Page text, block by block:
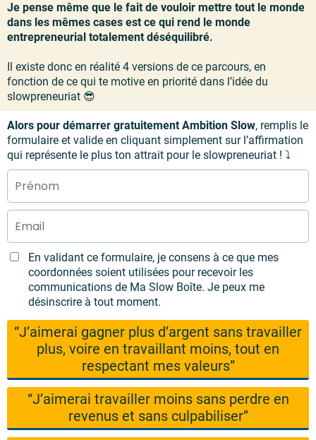
Je pense même que le fait de vouloir mettre tout le monde
dans les mêmes cases est ce qui rend le monde
entrepreneurial totalement déséquilibré.
Il existe donc en réalité 4 versions de ce parcours, en
fonction de ce qui te motive en priorité dans l’idée du
slowpreneuriat 😎
Alors pour démarrer gratuitement Ambition Slow, remplis le
formulaire et valide en cliquant simplement sur l’affirmation
qui représente le plus ton attrait pour le slowpreneuriat ! ⤵️
En validant ce formulaire, je consens à ce que mes
coordonnées soient utilisées pour recevoir les
communications de Ma Slow Boîte. Je peux me
désinscrire à tout moment.
“J’aimerai gagner plus d’argent sans travailler
plus, voire en travaillant moins, tout en
respectant mes valeurs”
“J’aimerai travailler moins sans perdre en
revenus et sans culpabiliser”